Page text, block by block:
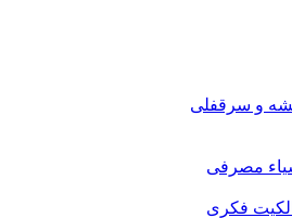
و سرقفلی
مصرفی
فکری